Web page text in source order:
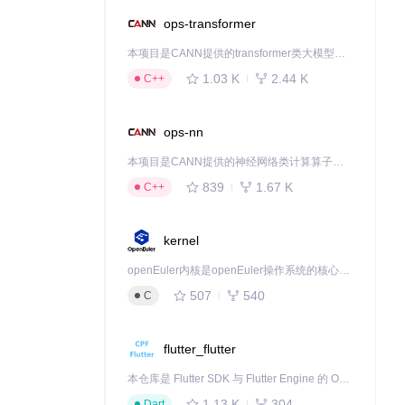
ops-transformer
本项目是CANN提供的transformer类大模型算子库，实现网络在NPU上加速计算。
C++
1.03 K 2.44 K
ops-nn
本项目是CANN提供的神经网络类计算算子库，实现网络在NPU上加速计算。
C++
839 1.67 K
kernel
openEuler内核是openEuler操作系统的核心，既是系统性能与稳定性的基石，也是连接处理器、设备与服务的桥梁。
C
507 540
flutter_flutter
本仓库是 Flutter SDK 与 Flutter Engine 的 OpenHarmony 适配版本，由 CPF-Flutter 团队维护。开发者可使用熟悉的 Flutter 技术栈开发 OpenHarmony 应用，3.35.7 及以后的适配版本可基于本仓库源码构建支持 OpenHarmony 的 Flutter Engine。